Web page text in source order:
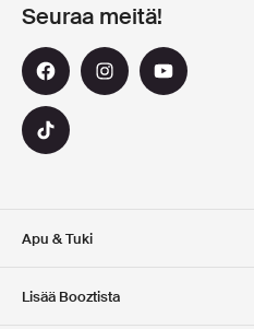
Apu & Tuki
Lisää Booztista
Seuraa meitä!